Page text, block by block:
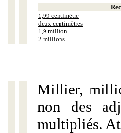
1,99 centimètre
deux centimètres
1,9 million
2 millions
Millier,
non des
multipliés.